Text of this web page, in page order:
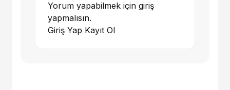
Yorum yapabilmek için giriş
yapmalısın.
Giriş Yap Kayıt Ol